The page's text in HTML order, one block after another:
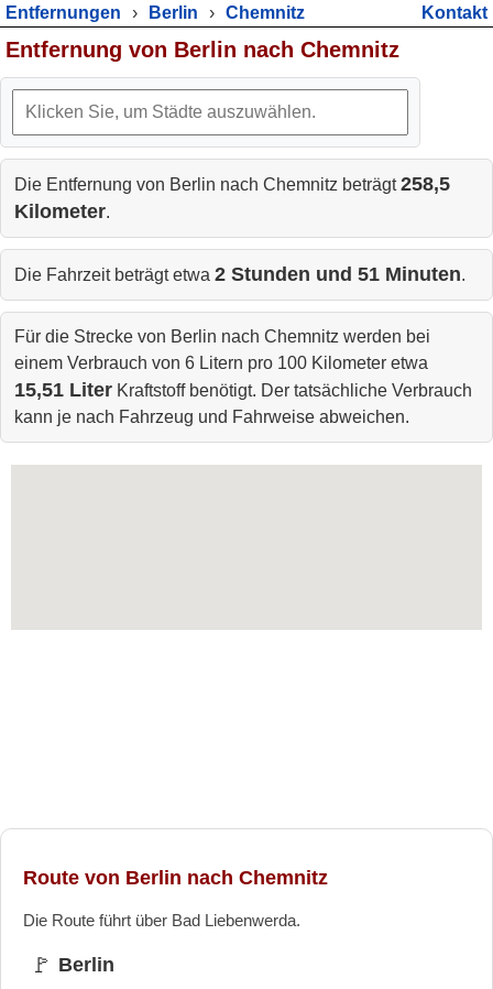
Entfernungen › Berlin › Chemnitz Kontakt
Entfernung von Berlin nach Chemnitz
Die Entfernung von Berlin nach Chemnitz beträgt258,5
Kilometer.
Die Fahrzeit beträgt etwa 2 Stunden und 51 Minuten.
Für die Strecke von Berlin nach Chemnitz werden bei
einem Verbrauch von 6 Litern pro 100 Kilometer etwa
15,51 Liter Kraftstoff benötigt. Der tatsächliche Verbrauch
kann je nach Fahrzeug und Fahrweise abweichen.
Route von Berlin nach Chemnitz
Die Route führt über Bad Liebenwerda.
🚩 Berlin